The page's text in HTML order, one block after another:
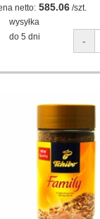
netto: 585.06 /szt.
wysyłka
do 5 dni
-